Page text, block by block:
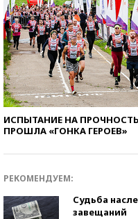
ИСПЫТАНИЕ НА
ПРОШЛА «ГОНКА ГЕРОЕВ»
РЕКОМЕНДУЕМ:
Судьба
завещаний